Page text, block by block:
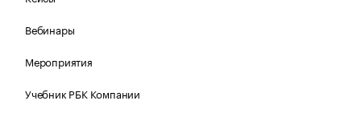
Вебинары
Мероприятия
Учебник РБК Компании